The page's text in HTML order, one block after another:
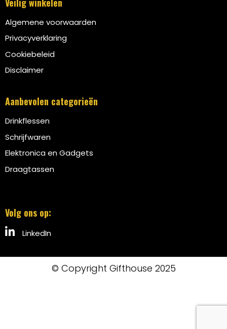
Algemene voorwaarden
Privacyverklaring
Cookiebeleid
Disclaimer
Aanbevolen categorieën
Drinkflessen
Schrijfwaren
Elektronica en Gadgets
Draagtassen
Volg ons op:
LinkedIn
© Copyright Gifthouse 2025